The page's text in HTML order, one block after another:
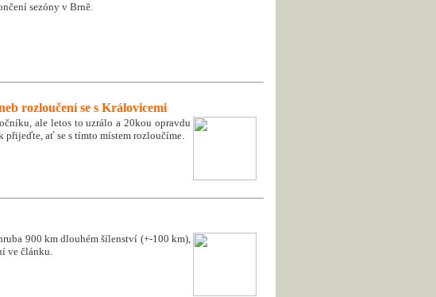
sezóny v Brně.
rozloučení se s Královicemi
ale letos to uzrálo a 20kou opravdu
ať se s tímto místem rozloučíme.
900 km dlouhém šílenství (+-100 km),
ve článku.